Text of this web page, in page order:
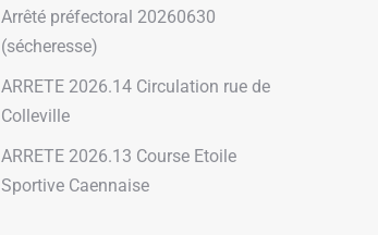
Arrêté préfectoral 20260630
(sécheresse)
ARRETE 2026.14 Circulation rue de
Colleville
ARRETE 2026.13 Course Etoile
Sportive Caennaise